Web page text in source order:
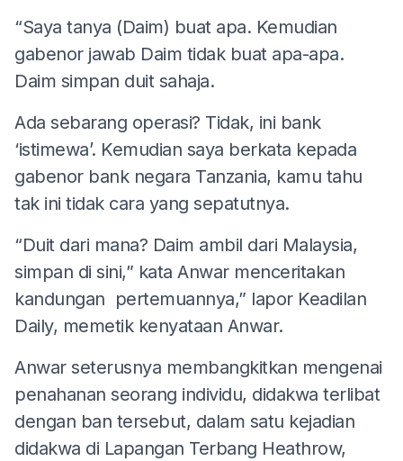
“Saya tanya (Daim) buat apa. Kemudian
gabenor jawab Daim tidak buat apa-apa.
Daim simpan duit sahaja.
Ada sebarang operasi? Tidak, ini bank
‘istimewa’. Kemudian saya berkata kepada
gabenor bank negara Tanzania, kamu tahu
tak ini tidak cara yang sepatutnya.
“Duit dari mana? Daim ambil dari Malaysia,
simpan di sini,” kata Anwar menceritakan
kandungan pertemuannya,” lapor Keadilan
Daily, memetik kenyataan Anwar.
Anwar seterusnya membangkitkan mengenai
penahanan seorang individu, didakwa terlibat
dengan ban tersebut, dalam satu kejadian
didakwa di Lapangan Terbang Heathrow,